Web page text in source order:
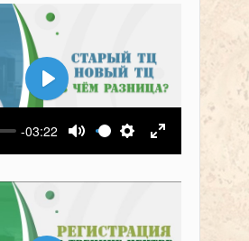
-03:22
Выключить звук
Настройки
На весь
Воспроизвести